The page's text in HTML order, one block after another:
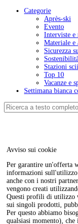
Avviso sui cookie
Per garantire un'offerta
informazioni
anche con i nostri
vengono creati
Questi profili di utilizzo
sui singoli prodotti,
Per questo abbiamo
qualsiasi momento),
Categorie
Après-ski
Evento
Interviste e
Materiale e
Sicurezza
Stazioni
Top 10
Vacanze e
Settimana bianca